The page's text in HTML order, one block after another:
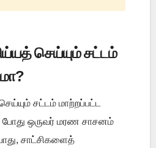
செய்யும் சட்டம்
சட்டம் மாற்றப்பட்ட
ஒருவர் மரண சாசனம்
சாட்சிகளைத்